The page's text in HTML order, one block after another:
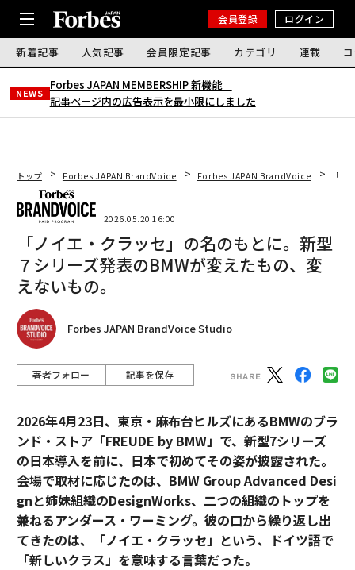
会員登録 ログイン
新着記事 人気記事 会員限定記事 カテゴリ 連載
NEWS
Forbes JAPAN MEMBERSHIP 新機能｜
記事ページ内の広告表示を最小限にしました
トップ Forbes JAPAN BrandVoice Forbes JAPAN BrandVoice 「
2026.05.20 16:00
「ノイエ・クラッセ」の名のもとに。新型
７シリーズ発表のBMWが変えたもの、変
えないもの。
Forbes JAPAN BrandVoice Studio
著者フォロー 記事を保存
2026年4月23日、東京・麻布台ヒルズにあるBMWのブラ
ンド・ストア「FREUDE by BMW」で、新型7シリーズ
の日本導入を前に、日本で初めてその姿が披露された。
会場で取材に応じたのは、BMW Group Advanced Desi
gnと姉妹組織のDesignWorks、二つの組織のトップを
兼ねるアンダース・ワーミング。彼の口から繰り返し出
てきたのは、「ノイエ・クラッセ」という、ドイツ語で
「新しいクラス」を意味する言葉だった。